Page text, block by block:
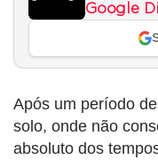
Google
Após um período
solo, onde não
absoluto dos